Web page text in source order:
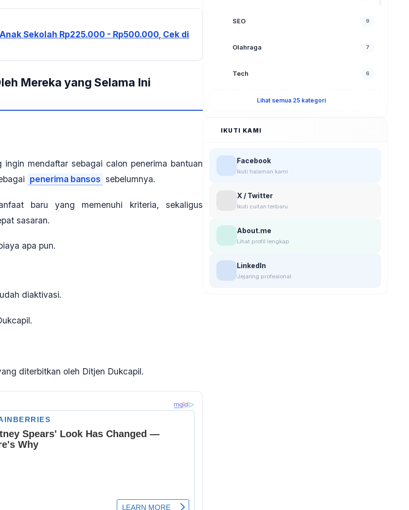
Sekolah Rp225.000 - Rp500.000, Cek di
Mereka yang Selama Ini
ingin mendaftar sebagai calon penerima bantuan
penerima bansos sebelumnya.
baru yang memenuhi kriteria, sekaligus
sasaran.
apa pun.
diaktivasi.
diterbitkan oleh Ditjen Dukcapil.
SEO 9
Olahraga 7
Tech 6
Lihat semua 25 kategori
IKUTI KAMI
Facebook
Ikuti halaman kami
X / Twitter
Ikuti cuitan terbaru
About.me
Lihat profil lengkap
LinkedIn
Jejaring profesional